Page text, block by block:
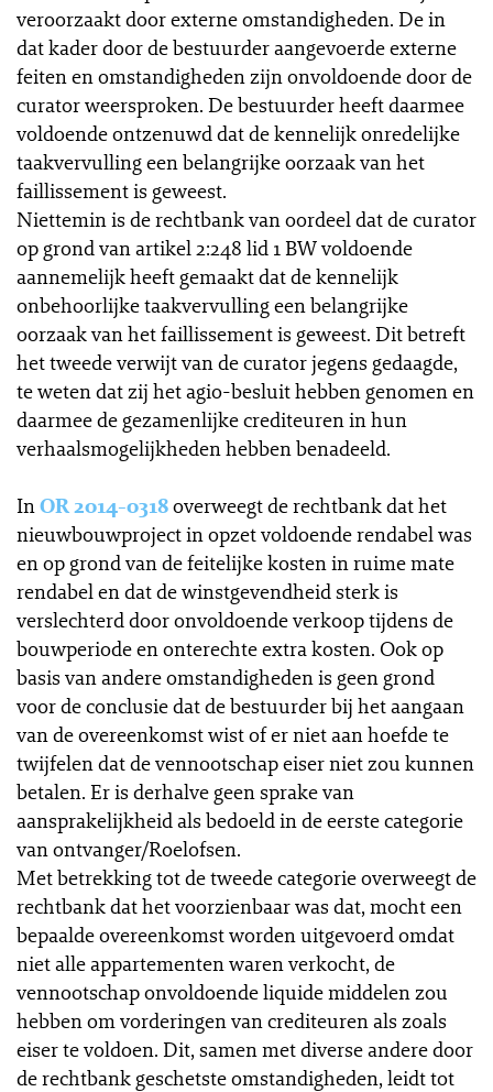
veroorzaakt door externe omstandigheden. De in
dat kader door de bestuurder aangevoerde externe
feiten en omstandigheden zijn onvoldoende door de
curator weersproken. De bestuurder heeft daarmee
voldoende ontzenuwd dat de kennelijk onredelijke
taakvervulling een belangrijke oorzaak van het
faillissement is geweest.
Niettemin is de rechtbank van oordeel dat de curator
op grond van artikel 2:248 lid 1 BW voldoende
aannemelijk heeft gemaakt dat de kennelijk
onbehoorlijke taakvervulling een belangrijke
oorzaak van het faillissement is geweest. Dit betreft
het tweede verwijt van de curator jegens gedaagde,
te weten dat zij het agio-besluit hebben genomen en
daarmee de gezamenlijke crediteuren in hun
verhaalsmogelijkheden hebben benadeeld.
InOR 2014-0318overweegt de rechtbank dat het
nieuwbouwproject in opzet voldoende rendabel was
en op grond van de feitelijke kosten in ruime mate
rendabel en dat de winstgevendheid sterk is
verslechterd door onvoldoende verkoop tijdens de
bouwperiode en onterechte extra kosten. Ook op
basis van andere omstandigheden is geen grond
voor de conclusie dat de bestuurder bij het aangaan
van de overeenkomst wist of er niet aan hoefde te
twijfelen dat de vennootschap eiser niet zou kunnen
betalen. Er is derhalve geen sprake van
aansprakelijkheid als bedoeld in de eerste categorie
van ontvanger/Roelofsen.
Met betrekking tot de tweede categorie overweegt de
rechtbank dat het voorzienbaar was dat, mocht een
bepaalde overeenkomst worden uitgevoerd omdat
niet alle appartementen waren verkocht, de
vennootschap onvoldoende liquide middelen zou
hebben om vorderingen van crediteuren als zoals
eiser te voldoen. Dit, samen met diverse andere door
de rechtbank geschetste omstandigheden, leidt tot